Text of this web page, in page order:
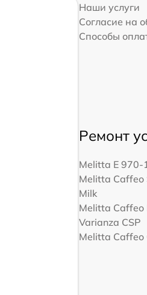
Наши услуги
Согласие на
Способы
Ремонт
Melitta Е 970-
Melitta Caffeo
Milk
Melitta Caffeo
Varianza CSP
Melitta Caffeo